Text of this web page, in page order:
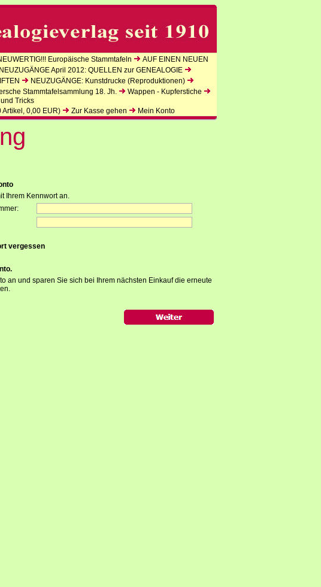
Europäische Stammtafeln
AUF EINEN NEUEN
NEUZUGÄNGE April 2012: QUELLEN zur GENEALOGIE
NEUZUGÄNGE: Kunstdrucke (Reproduktionen)
Stammtafelsammlung 18. Jh.
Wappen - Kupferstiche
Tricks
Artikel, 0,00 EUR) Zur Kasse gehen Mein Konto
Ihrem Kennwort an.
vergessen
an und sparen Sie sich bei Ihrem nächsten Einkauf die erneute